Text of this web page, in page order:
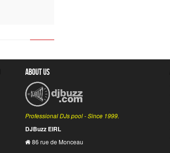
About Us
Professional DJs pool - Since 1999.
DJBuzz EIRL
86 rue de Monceau